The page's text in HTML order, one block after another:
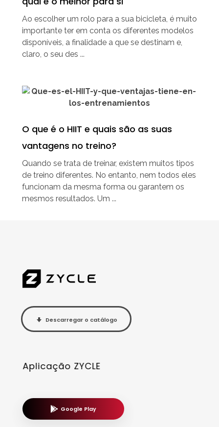
Ao escolher um rolo para a sua bicicleta, é muito
importante ter em conta os diferentes modelos
disponíveis, a finalidade a que se destinam e,
claro, o seu des ...
O que é o HIIT e quais são as suas
vantagens no treino?
Quando se trata de treinar, existem muitos tipos
de treino diferentes. No entanto, nem todos eles
funcionam da mesma forma ou garantem os
mesmos resultados. Um ...
Descarregar o catálogo
Aplicação ZYCLE
Google Play